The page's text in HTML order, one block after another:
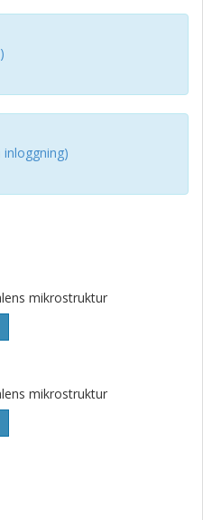
inloggning)
mikrostruktur
mikrostruktur